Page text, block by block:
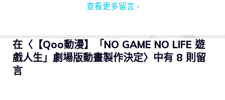
查看更多留言 ›
在〈【Qoo動漫】「NO GAME NO LIFE 遊
戲人生」劇場版動畫製作決定〉中有 8 則留
言